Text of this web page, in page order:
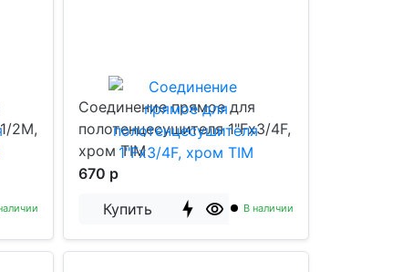
2M,
Соединение прямое для
полотенцесушителя 1"Fx3/4F,
хром TIM
670 р
Купить
В наличии